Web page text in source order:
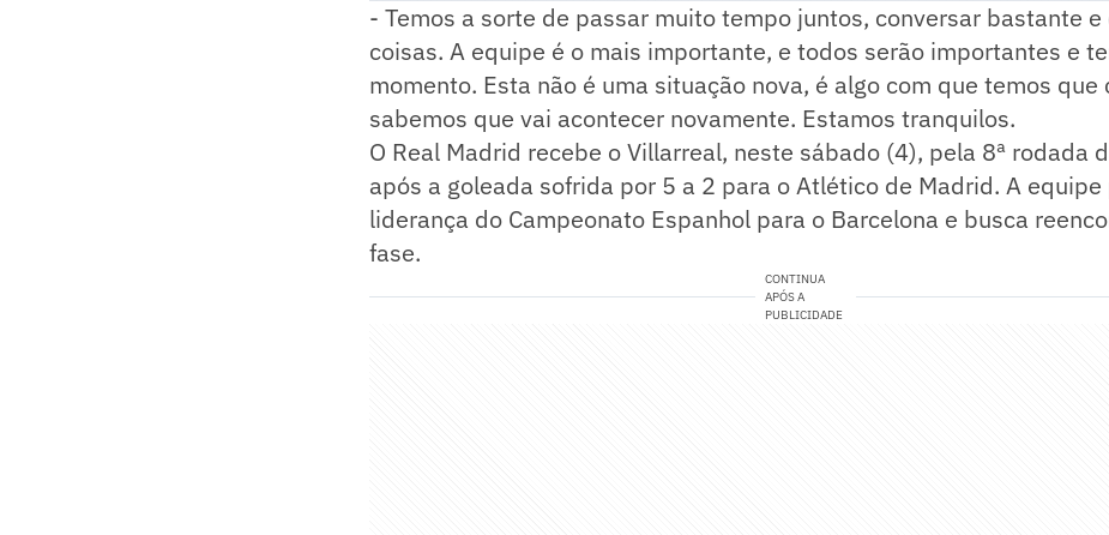
- Temos a sorte de passar muito tempo juntos, conversar bastante e
coisas. A equipe é o mais importante, e todos serão importantes e
momento. Esta não é uma situação nova, é algo com que temos que
sabemos que vai acontecer novamente. Estamos tranquilos.
O Real Madrid recebe o Villarreal, neste sábado (4), pela 8ª rodada
após a goleada sofrida por 5 a 2 para o Atlético de Madrid. A equipe
liderança do Campeonato Espanhol para o Barcelona e busca
fase.
CONTINUA
APÓS A
PUBLICIDADE